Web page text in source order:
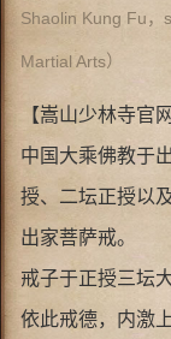
Shaolin Kung Fu，
Martial Arts）
【嵩山少林寺官
中国大乘佛教于
授、二坛正授以
出家菩萨戒。
戒子于正授三坛
依此戒德，内激